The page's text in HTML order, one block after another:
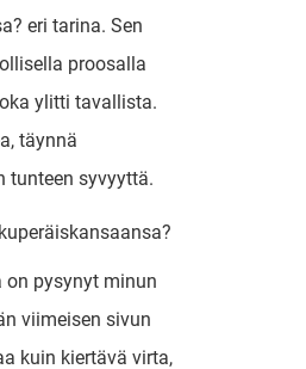
eri tarina. Sen
proosalla
ylitti tavallista.
täynnä
tunteen syvyyttä.
on pysynyt minun
viimeisen sivun
kuin kiertävä virta,